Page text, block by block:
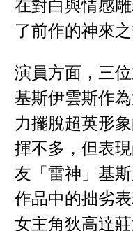
在對白與情感
了前作的神來
演員方面，三
基斯伊雲斯作
力擺脫超英形
揮不多，但表
友「雷神」基
作品中的拙劣
女主角狄高達